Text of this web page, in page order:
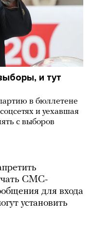
и тут
в бюллетене
и уехавшая
с выборов
СМС-
для входа
установить